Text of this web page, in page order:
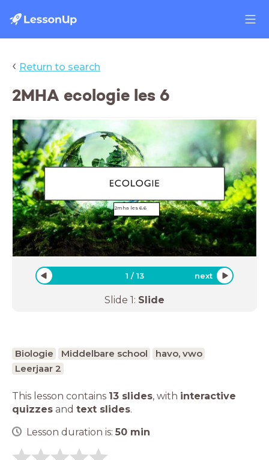
‹ Return to search
2MHA ecologie les 6
2mha les 6.6
1 /13 next
Slide 1: Slide
Biologie Middelbare school
havo, vwo
Leerjaar 2
This lesson contains 13 slides, with interactive
quizzes and text slides.
Lesson duration is: 50 min